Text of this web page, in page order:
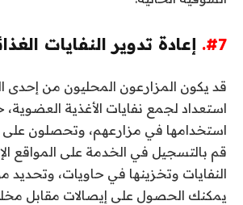
#7. إعادة تدوير النفايات
قد يكون المزارعون المحليون من إحدى
استعداد لجمع نفايات الأغذية
استخدامها في مزارعهم، وتحصلون على
قم بالتسجيل في الخدمة على المواقع
النفايات وتخزينها في حاويات، وتحديد
يمكنك الحصول على إيصالات مقابل